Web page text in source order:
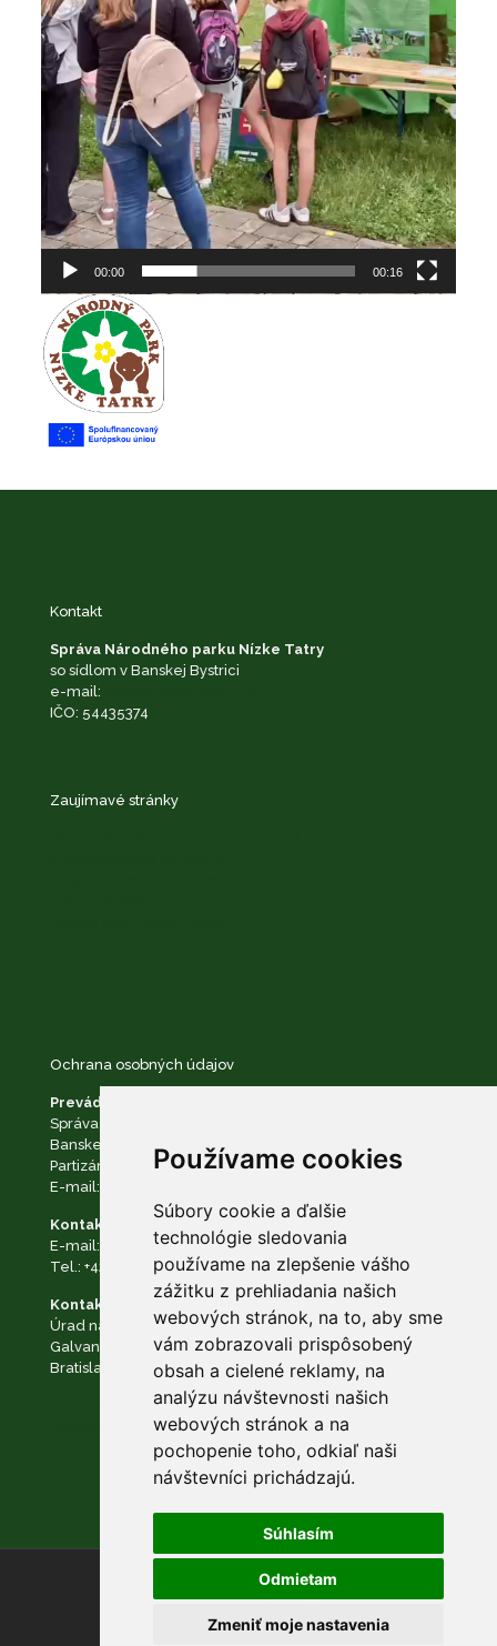
Používame cookies
Súbory cookie a ďalšie
technológie sledovania
používame na zlepšenie vášho
zážitku z prehliadania našich
webových stránok, na to, aby sme
vám zobrazovali prispôsobený
obsah a cielené reklamy, na
analýzu návštevnosti našich
webových stránok a na
pochopenie toho, odkiaľ naši
návštevníci prichádzajú.
Súhlasím
Odmietam
Zmeniť moje nastavenia
00:00 00:16
Kontakt
Správa Národného parku Nízke Tatry
so sídlom v Banskej Bystrici
e-mail:
IČO: 54435374
Zaujímavé stránky
Ochrana osobných údajov
Prevádzkovateľ:
Správa Národného parku Nízke Tatry so sídlom v
Banskej Bystrici
Partizánska cesta č. 69, 974 01 Banská Bystrica
E-mail:
Kontakt na zodpovednú osobu:
E-mail:
dpo@napant.sk,zodpovedna.osoba@napant.sk
Tel.: +421 48 28 550 10
Kontakt na dozorný orgán:
Úrad na ochranu osobných údajov Slovenskej republiky
Galvaniho Business Centrum II Galvaniho 7/B 821 04
Bratislava
https://www.napant.sk/dokumenty/ochrana-osobnych-
© NAPANT |